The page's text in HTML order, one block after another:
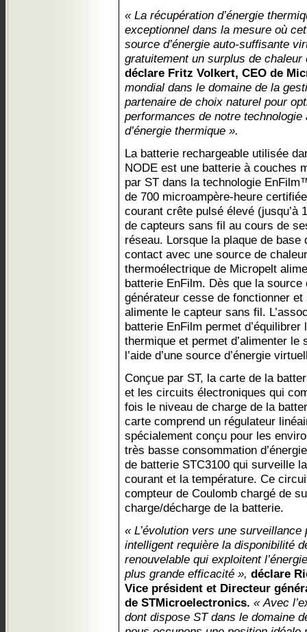
« La récupération d’énergie
exceptionnel dans la mesure où
source d’énergie auto-suffisante
gratuitement un surplus de
déclare Fritz Volkert, CEO de
mondial dans le domaine de la
partenaire de choix naturel pour
performances de notre
d’énergie thermique ».
La batterie rechargeable utilisée
NODE est une batterie à couches
par ST dans la technologie
de 700 microampère-heure
courant crête pulsé élevé (jusqu’à
de capteurs sans fil au cours de
réseau. Lorsque la plaque de base
contact avec une source de
thermoélectrique de Micropelt
batterie EnFilm. Dès que la
générateur cesse de fonctionner
alimente le capteur sans fil.
batterie EnFilm permet d’équilibrer
thermique et permet d’alimenter
l’aide d’une source d’énergie
Conçue par ST, la carte de la
et les circuits électroniques qui
fois le niveau de charge de la
carte comprend un régulateur
spécialement conçu pour les
très basse consommation
de batterie STC3100 qui surveille
courant et la température. Ce
compteur de Coulomb chargé de
charge/décharge de la batterie.
« L’évolution vers une
intelligent requière la disponibilité
renouvelable qui exploitent
plus grande efficacité », déclare
Vice président et Directeur
de STMicroelectronics. « Avec
dont dispose ST dans le domaine